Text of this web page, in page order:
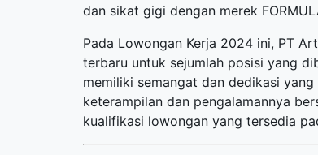
dan sikat gigi dengan merek
Pada Lowongan Kerja 2024 ini, PT
terbaru untuk sejumlah posisi yang
memiliki semangat dan dedikasi
keterampilan dan pengalamannya
kualifikasi lowongan yang tersedia